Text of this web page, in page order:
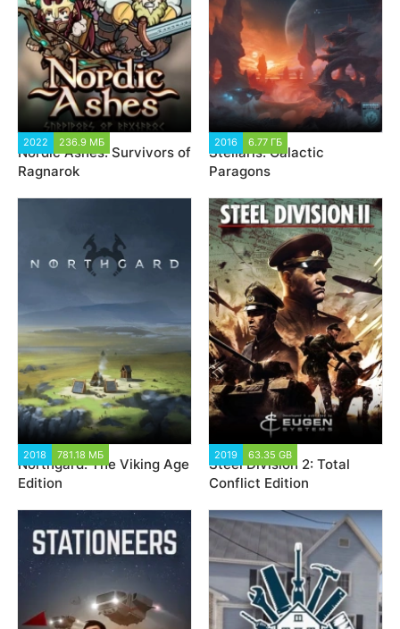
2022 236.9 МБ
Nordic Ashes: Survivors of
Ragnarok
2016 6.77 ГБ
Stellaris: Galactic
Paragons
2018 781.18 МБ
Northgard: The Viking Age
Edition
2019 63.35 GB
Steel Division 2: Total
Conflict Edition